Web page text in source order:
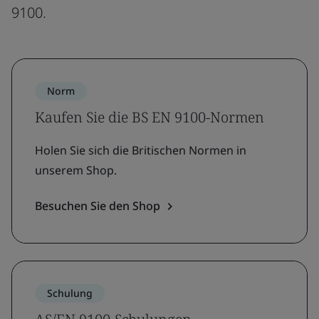
9100.
Norm
Kaufen Sie die BS EN 9100-Normen
Holen Sie sich die Britischen Normen in
unserem Shop.
Besuchen Sie den Shop
Schulung